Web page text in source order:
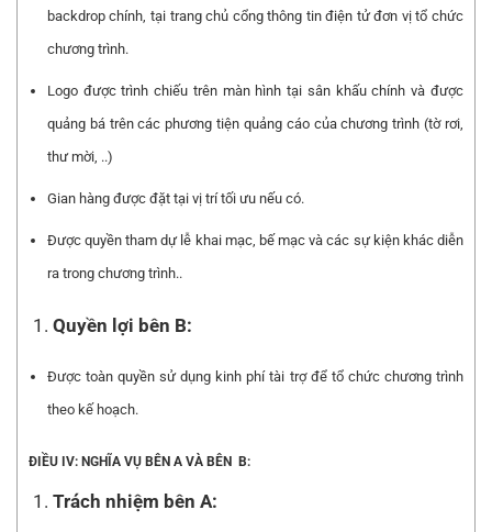
backdrop chính, tại trang chủ cổng thông tin điện tử đơn vị tổ chức
chương trình.
Logo được trình chiếu trên màn hình tại sân khấu chính và được
quảng bá trên các phương tiện quảng cáo của chương trình (tờ rơi,
thư mời, ..)
Gian hàng được đặt tại vị trí tối ưu nếu có.
Được quyền tham dự lễ khai mạc, bế mạc và các sự kiện khác diễn
ra trong chương trình..
Quyền lợi bên B:
Được toàn quyền sử dụng kinh phí tài trợ để tổ chức chương trình
theo kế hoạch.
ĐIỀU IV: NGHĨA VỤ BÊN A VÀ BÊN B:
Trách nhiệm bên A: